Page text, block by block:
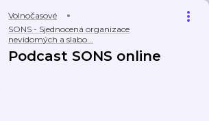
Volnočasové
SONS - Sjednocená organizace
nevidomých a slabo...
Podcast SONS online